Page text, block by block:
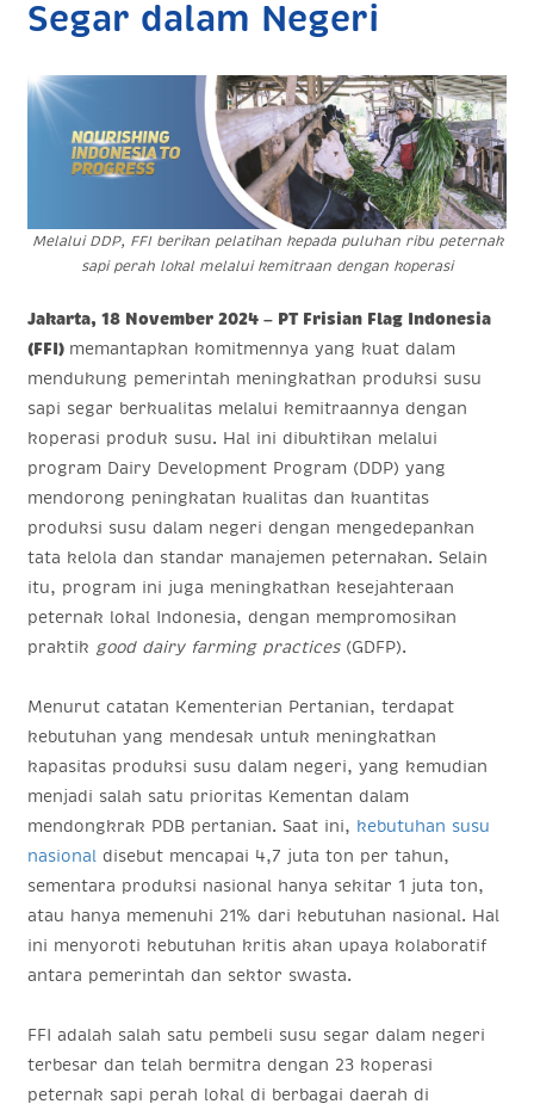
Segar dalam Negeri
Melalui DDP, FFI berikan pelatihan kepada puluhan ribu peternak
sapi perah lokal melalui kemitraan dengan koperasi
Jakarta, 18 November 2024 – PT Frisian Flag Indonesia
(FFI) memantapkan komitmennya yang kuat dalam
mendukung pemerintah meningkatkan produksi susu
sapi segar berkualitas melalui kemitraannya dengan
koperasi produk susu. Hal ini dibuktikan melalui
program Dairy Development Program (DDP) yang
mendorong peningkatan kualitas dan kuantitas
produksi susu dalam negeri dengan mengedepankan
tata kelola dan standar manajemen peternakan. Selain
itu, program ini juga meningkatkan kesejahteraan
peternak lokal Indonesia, dengan mempromosikan
praktik good dairy farming practices (GDFP).
Menurut catatan Kementerian Pertanian, terdapat
kebutuhan yang mendesak untuk meningkatkan
kapasitas produksi susu dalam negeri, yang kemudian
menjadi salah satu prioritas Kementan dalam
mendongkrak PDB pertanian. Saat ini, kebutuhan susu
nasional disebut mencapai 4,7 juta ton per tahun,
sementara produksi nasional hanya sekitar 1 juta ton,
atau hanya memenuhi 21% dari kebutuhan nasional. Hal
ini menyoroti kebutuhan kritis akan upaya kolaboratif
antara pemerintah dan sektor swasta.
FFI adalah salah satu pembeli susu segar dalam negeri
terbesar dan telah bermitra dengan 23 koperasi
peternak sapi perah lokal di berbagai daerah di